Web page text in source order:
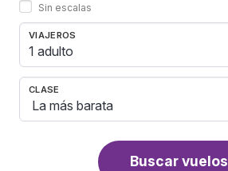
Sin escalas
VIAJEROS
1 adulto
CLASE
Buscar vuelos